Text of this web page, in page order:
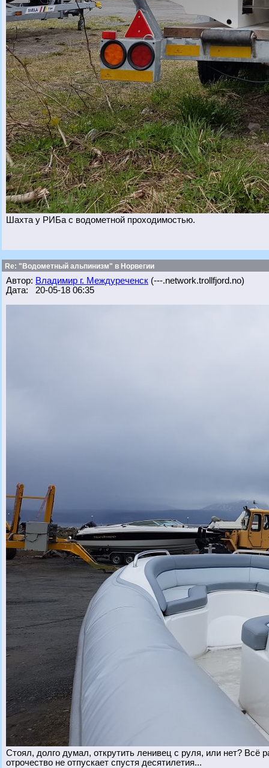
Шахта у РИБа с водометной проходимостью.
Re: "Водометный альпинизм" в Норвегии
Автор: Владимир г. Междуреченск (---.network.trollfjord.no)
Дата: 20-05-18 06:35
Стоял, долго думал, открутить ленивец с руля, или нет?
отрочество не отпускает спустя десятилетия...